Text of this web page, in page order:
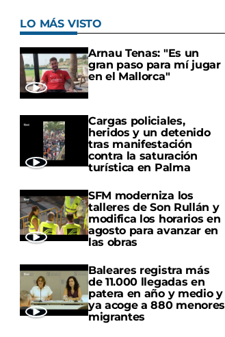
LO MÁS VISTO
Arnau Tenas: "Es un
gran paso para mí jugar
en el Mallorca"
Cargas policiales,
heridos y un detenido
tras manifestación
contra la saturación
turística en Palma
SFM moderniza los
talleres de Son Rullán y
modifica los horarios en
agosto para avanzar en
las obras
Baleares registra más
de 11.000 llegadas en
patera en año y medio y
ya acoge a 880 menores
migrantes